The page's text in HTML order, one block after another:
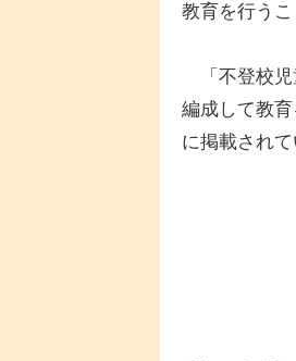
教育を行うこ
「不登校児
編成して教
に掲載されて